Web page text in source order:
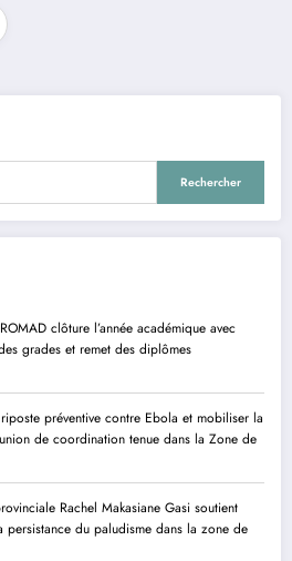
Rechercher
clôture l’année académique avec
grades et remet des diplômes
préventive contre Ebola et mobiliser la
de coordination tenue dans la Zone de
Rachel Makasiane Gasi soutient
du paludisme dans la zone de